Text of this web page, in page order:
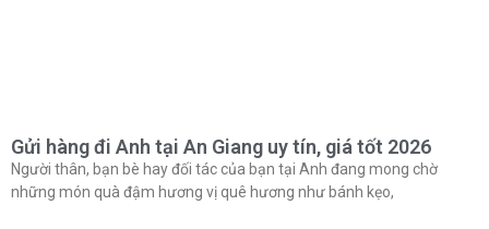
Gửi hàng đi Anh tại An Giang uy tín, giá tốt 2026
Người thân, bạn bè hay đối tác của bạn tại Anh đang mong chờ
những món quà đậm hương vị quê hương như bánh kẹo,